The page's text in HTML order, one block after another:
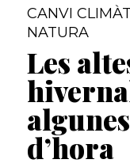
CANVI
NATURA
Les
d’hora